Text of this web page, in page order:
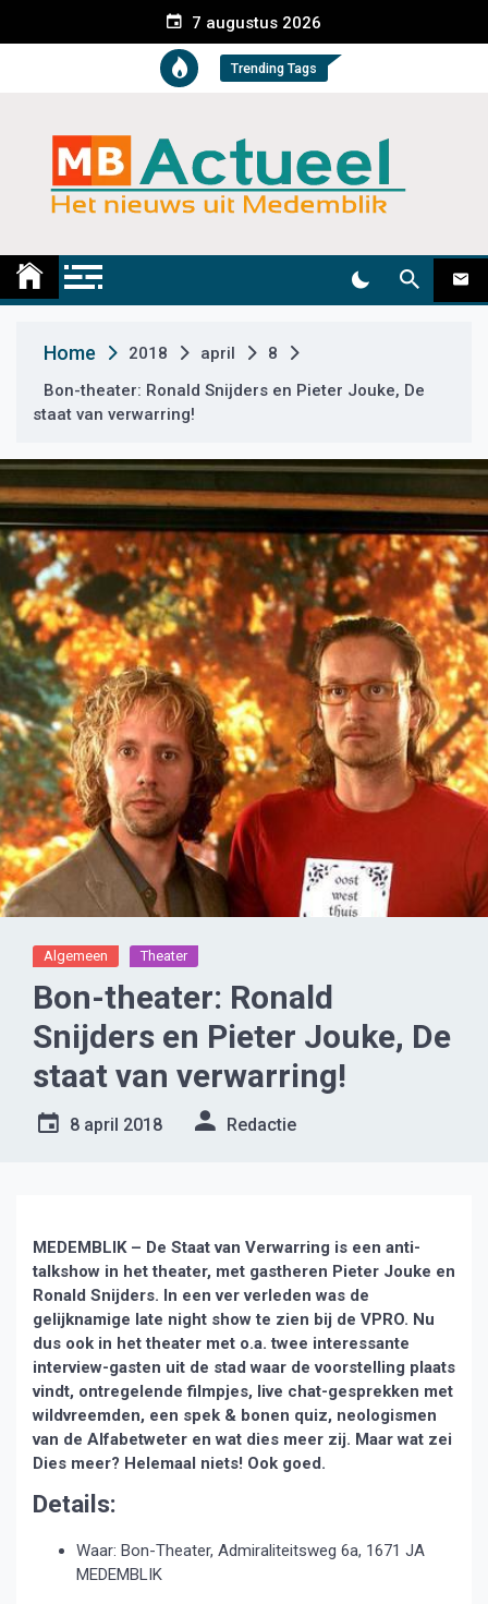
e
t
7 augustus 2026
Trending Tags
Medemblik Actueel
Home 2018 april
8
Bon-theater: Ronald Snijders en Pieter Jouke, De
staat van verwarring!
Algemeen Theater
Bon-theater: Ronald
Snijders en Pieter Jouke, De
staat van verwarring!
8 april 2018 Redactie
MEDEMBLIK – De Staat van Verwarring is een anti-
talkshow in het theater, met gastheren Pieter Jouke en
Ronald Snijders. In een ver verleden was de
gelijknamige late night show te zien bij de VPRO. Nu
dus ook in het theater met o.a. twee interessante
interview-gasten uit de stad waar de voorstelling plaats
vindt, ontregelende filmpjes, live chat-gesprekken met
wildvreemden, een spek & bonen quiz, neologismen
van de Alfabetweter en wat dies meer zij. Maar wat zei
Dies meer? Helemaal niets! Ook goed.
Details:
Waar: Bon-Theater, Admiraliteitsweg 6a, 1671 JA
MEDEMBLIK